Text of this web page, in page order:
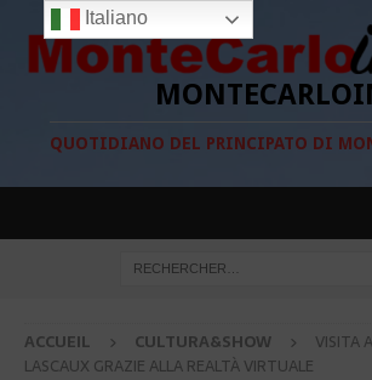
QUOTIDIANO DEL PRINCIPATO DI
ACCUEIL CULTURA&SHOW
VISITA
LASCAUX GRAZIE ALLA REALTÀ VIRTUALE
Italiano